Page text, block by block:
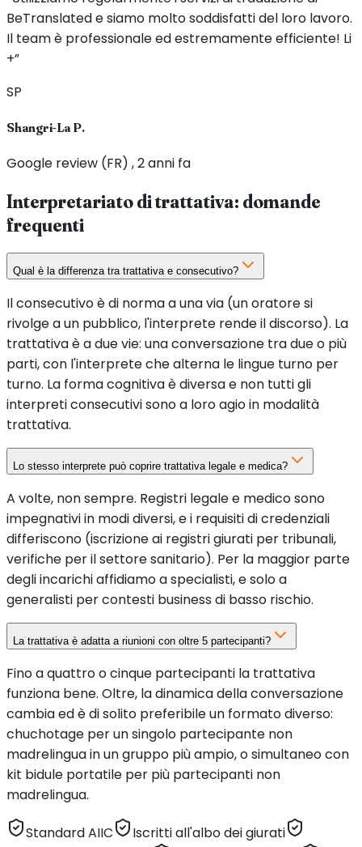
BeTranslated e siamo molto soddisfatti del loro lavoro.
Il team è professionale ed estremamente efficiente! Li
+”
SP
Shangri-La P.
Google review (FR) , 2 anni fa
Interpretariato di trattativa: domande
frequenti
Qual è la differenza tra trattativa e consecutivo?
Il consecutivo è di norma a una via (un oratore si
rivolge a un pubblico, l'interprete rende il discorso). La
trattativa è a due vie: una conversazione tra due o più
parti, con l'interprete che alterna le lingue turno per
turno. La forma cognitiva è diversa e non tutti gli
interpreti consecutivi sono a loro agio in modalità
trattativa.
Lo stesso interprete può coprire trattativa legale e medica?
A volte, non sempre. Registri legale e medico sono
impegnativi in modi diversi, e i requisiti di credenziali
differiscono (iscrizione ai registri giurati per tribunali,
verifiche per il settore sanitario). Per la maggior parte
degli incarichi affidiamo a specialisti, e solo a
generalisti per contesti business di basso rischio.
La trattativa è adatta a riunioni con oltre 5 partecipanti?
Fino a quattro o cinque partecipanti la trattativa
funziona bene. Oltre, la dinamica della conversazione
cambia ed è di solito preferibile un formato diverso:
chuchotage per un singolo partecipante non
madrelingua in un gruppo più ampio, o simultaneo con
kit bidule portatile per più partecipanti non
madrelingua.
Standard AIIC
Iscritti all'albo dei giurati